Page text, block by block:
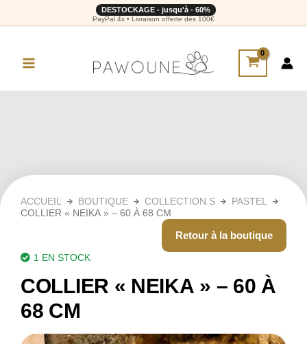
DESTOCKAGE - jusqu'à - 60%
PayPal 4x • Livraison offerte dès 100€
ACCUEIL BOUTIQUE COLLECTION.S
PASTEL
COLLIER « NEIKA » – 60 À 68 CM
Retour à la boutique
1 EN STOCK
COLLIER « NEIKA » – 60 À
68 CM